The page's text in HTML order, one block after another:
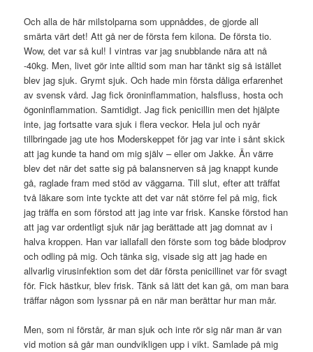
Och alla de här milstolparna som uppnåddes, de gjorde all
smärta värt det! Att gå ner de första fem kilona. De första tio.
Wow, det var så kul! I vintras var jag snubblande nära att nå
-40kg. Men, livet gör inte alltid som man har tänkt sig så istället
blev jag sjuk. Grymt sjuk. Och hade min första dåliga erfarenhet
av svensk vård. Jag fick öroninflammation, halsfluss, hosta och
ögoninflammation. Samtidigt. Jag fick penicillin men det hjälpte
inte, jag fortsatte vara sjuk i flera veckor. Hela jul och nyår
tillbringade jag ute hos Moderskeppet för jag var inte i sånt skick
att jag kunde ta hand om mig själv – eller om Jakke. Än värre
blev det när det satte sig på balansnerven så jag knappt kunde
gå, raglade fram med stöd av väggarna. Till slut, efter att träffat
två läkare som inte tyckte att det var nåt större fel på mig, fick
jag träffa en som förstod att jag inte var frisk. Kanske förstod han
att jag var ordentligt sjuk när jag berättade att jag domnat av i
halva kroppen. Han var iallafall den förste som tog både blodprov
och odling på mig. Och tänka sig, visade sig att jag hade en
allvarlig virusinfektion som det där första penicillinet var för svagt
för. Fick hästkur, blev frisk. Tänk så lätt det kan gå, om man bara
träffar någon som lyssnar på en när man berättar hur man mår.
Men, som ni förstår, är man sjuk och inte rör sig när man är van
vid motion så går man oundvikligen upp i vikt. Samlade på mig